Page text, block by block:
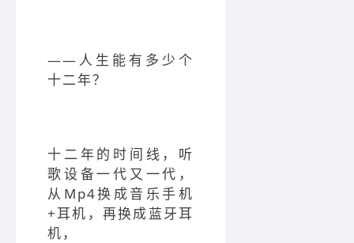
——人生能有多少个
十二年？
十二年的时间线，听
歌设备一代又一代，
从Mp4换成音乐手机
+耳机，再换成蓝牙耳
机，